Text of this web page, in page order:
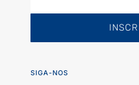
SIGA-NOS